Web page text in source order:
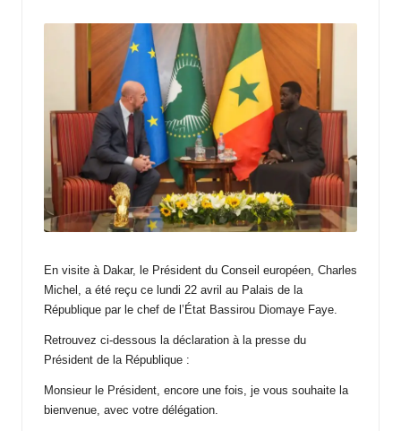
En visite à Dakar, le Président du Conseil européen, Charles
Michel, a été reçu ce lundi 22 avril au Palais de la
République par le chef de l’État Bassirou Diomaye Faye.
Retrouvez ci-dessous la déclaration à la presse du
Président de la République :
Monsieur le Président, encore une fois, je vous souhaite la
bienvenue, avec votre délégation.